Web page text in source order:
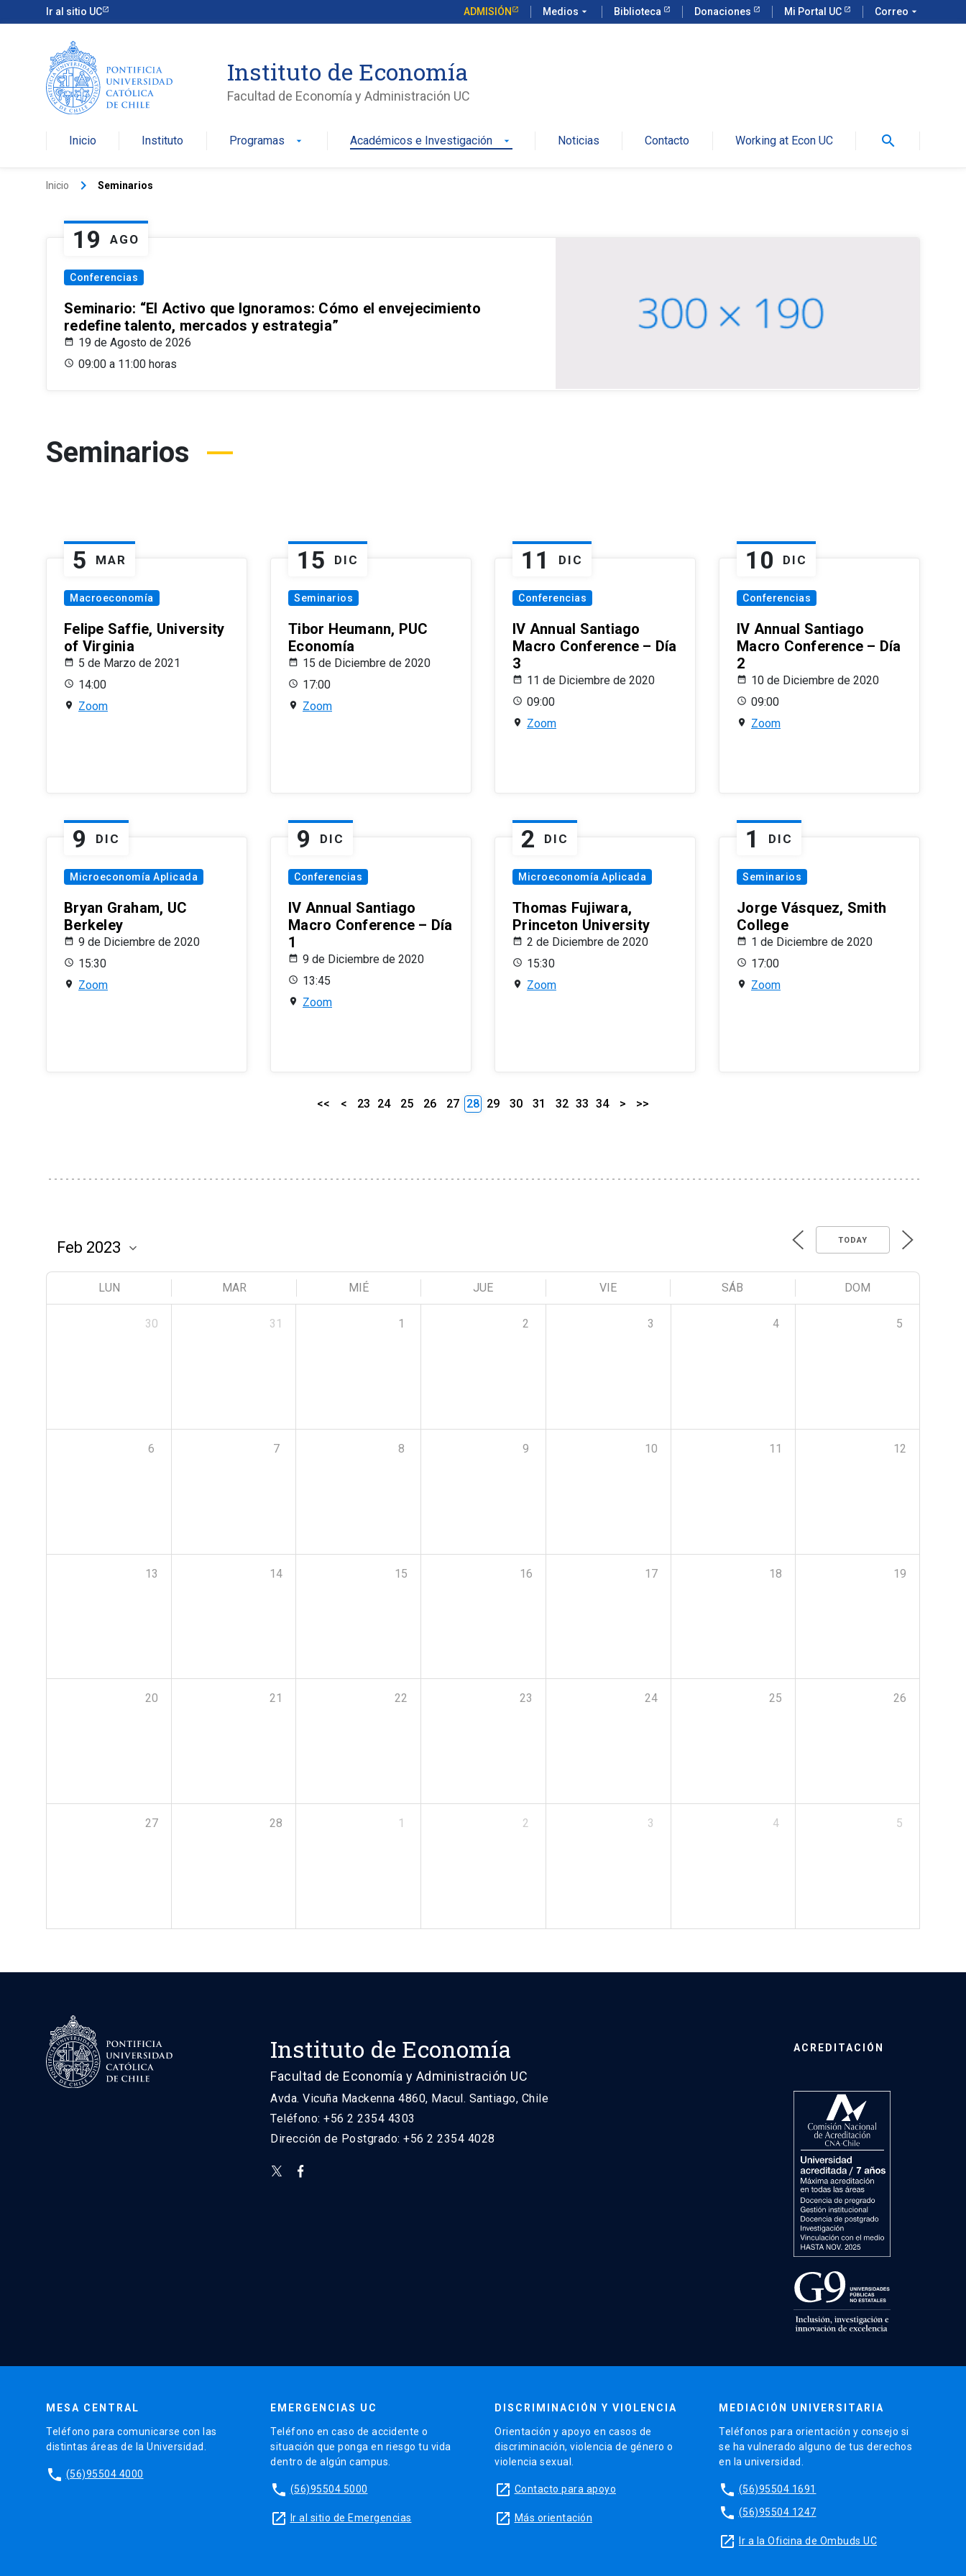
Ir al sitio UC ADMISIÓN Medios arrow_drop_down Biblioteca Donaciones Mi Portal UC Correo arrow_drop_down
Instituto de Economía
Facultad de Economía y Administración UC
Inicio Instituto Programas arrow_drop_down Académicos e Investigación arrow_drop_down Noticias Contacto Working at Econ UC search
Inicio keyboard_arrow_right Seminarios
19 AGO
Conferencias
Seminario: “El Activo que Ignoramos: Cómo el envejecimiento
redefine talento, mercados y estrategia”
19 de Agosto de 2026
09:00 a 11:00 horas
Seminarios
5 MAR
Macroeconomía
Felipe Saffie, University
of Virginia
5 de Marzo de 2021
14:00
Zoom
15 DIC
Seminarios
Tibor Heumann, PUC
Economía
15 de Diciembre de 2020
17:00
Zoom
11 DIC
Conferencias
IV Annual Santiago
Macro Conference – Día
3
11 de Diciembre de 2020
09:00
Zoom
10 DIC
Conferencias
IV Annual Santiago
Macro Conference – Día
2
10 de Diciembre de 2020
09:00
Zoom
9 DIC
Microeconomía Aplicada
Bryan Graham, UC
Berkeley
9 de Diciembre de 2020
15:30
Zoom
9 DIC
Conferencias
IV Annual Santiago
Macro Conference – Día
1
9 de Diciembre de 2020
13:45
Zoom
2 DIC
Microeconomía Aplicada
Thomas Fujiwara,
Princeton University
2 de Diciembre de 2020
15:30
Zoom
1 DIC
Seminarios
Jorge Vásquez, Smith
College
1 de Diciembre de 2020
17:00
Zoom
<< < 23 24 25 26 27 28 29 30 31 32 33 34 > >>
TODAY
LUN MAR MIÉ JUE VIE SÁB DOM
30 31 1 2 3 4 5
6 7 8 9 10 11 12
13 14 15 16 17 18 19
20 21 22 23 24 25 26
27 28 1 2 3 4 5
Instituto de Economía
Facultad de Economía y Administración UC
Avda. Vicuña Mackenna 4860, Macul. Santiago, Chile
Teléfono: +56 2 2354 4303
Dirección de Postgrado: +56 2 2354 4028
ACREDITACIÓN
MESA CENTRAL
Teléfono para comunicarse con las
distintas áreas de la Universidad.
phone (56)95504 4000
EMERGENCIAS UC
Teléfono en caso de accidente o
situación que ponga en riesgo tu vida
dentro de algún campus.
phone (56)95504 5000
launch Ir al sitio de Emergencias
DISCRIMINACIÓN Y VIOLENCIA
Orientación y apoyo en casos de
discriminación, violencia de género o
violencia sexual.
launch Contacto para apoyo
launch Más orientación
MEDIACIÓN UNIVERSITARIA
Teléfonos para orientación y consejo si
se ha vulnerado alguno de tus derechos
en la universidad.
phone (56)95504 1691
phone (56)95504 1247
launch Ir a la Oficina de Ombuds UC